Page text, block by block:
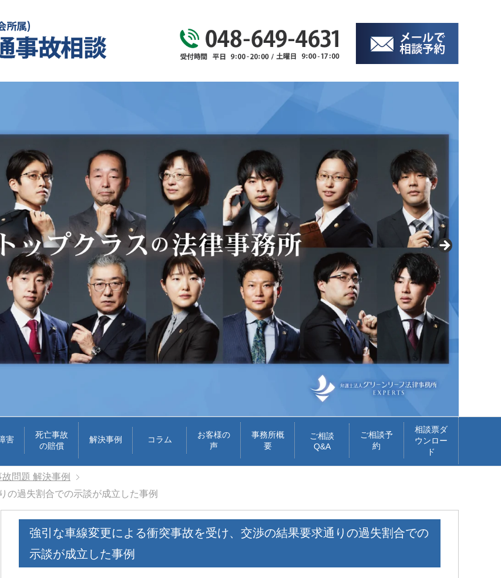
害
死亡事故
の賠償
解決事例 コラム
お客様の
声
事務所概
要
ご相談
Q&A
ご相談予
約
相談票ダ
ウンロー
ド
問題 解決事例
の過失割合での示談が成立した事例
強引な車線変更による衝突事故を受け、交渉の結果要求通りの過失割合での
示談が成立した事例